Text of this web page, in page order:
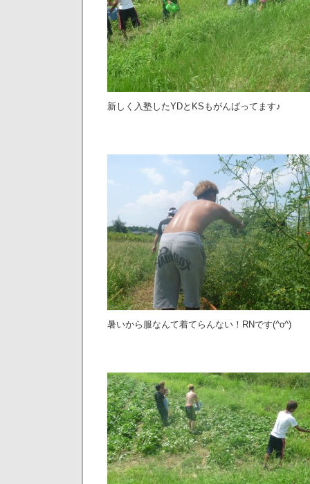
新しく入塾したYDとKSもがんばってます♪
暑いから服なんて着てらんない！RNです(^o^)